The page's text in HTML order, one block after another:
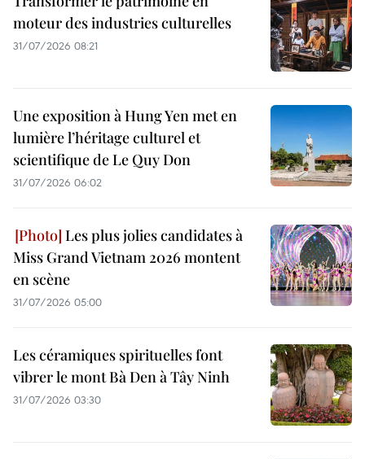
moteur des industries culturelles
31/07/2026 08:21
Une exposition à Hung Yen met en
lumière l’héritage culturel et
scientifique de Le Quy Don
31/07/2026 06:02
Les plus jolies candidates à
Miss Grand Vietnam 2026 montent
en scène
31/07/2026 05:00
Les céramiques spirituelles font
vibrer le mont Bà Den à Tây Ninh
31/07/2026 03:30